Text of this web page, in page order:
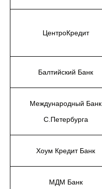
ЦентроКредит
Балтийский Банк
Международный Банк
С.Петербурга
Хоум Кредит Банк
МДМ Банк